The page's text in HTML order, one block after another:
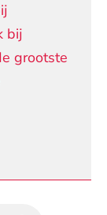
bij
grootste